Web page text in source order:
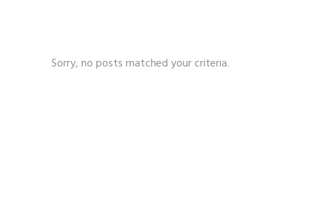
Sorry, no posts matched your criteria.